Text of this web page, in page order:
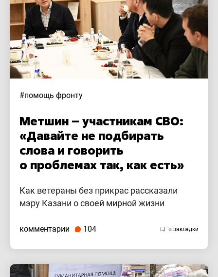
#помощь фронту
Метшин – участникам СВО:
«Давайте не подбирать
слова и говорить
о проблемах так, как есть»
Как ветераны без прикрас рассказали
мэру Казани о своей мирной жизни
комментарии 104